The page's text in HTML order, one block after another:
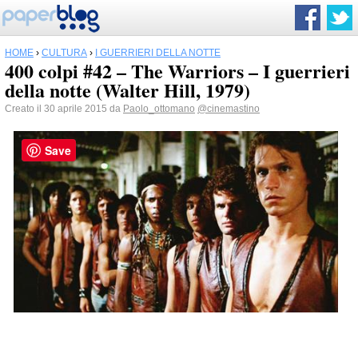
HOME › CULTURA › I GUERRIERI DELLA NOTTE
400 colpi #42 – The Warriors – I guerrieri
della notte (Walter Hill, 1979)
Creato il 30 aprile 2015 da Paolo_ottomano @cinemastino
Save